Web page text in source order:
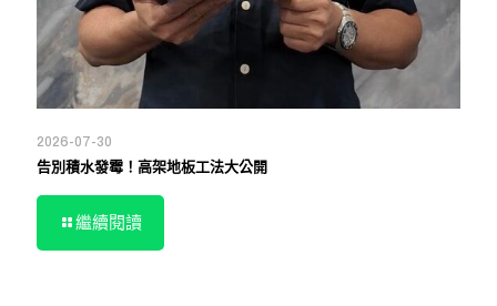
2026-07-30
告別積水發霉！高架地板工法大公開
繼續閱讀